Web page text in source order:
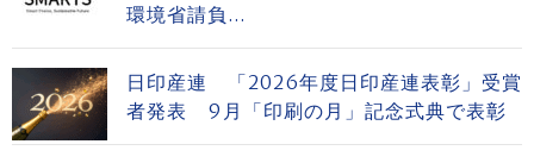
環境省請負...
日印産連 「2026年度日印産連表彰」受賞
者発表 9月「印刷の月」記念式典で表彰